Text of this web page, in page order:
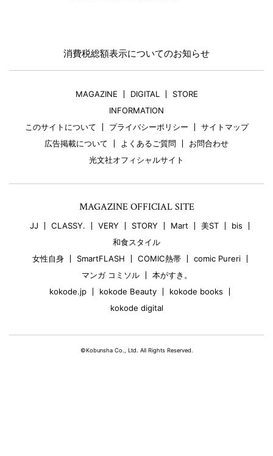
消費税総額表示についてのお知らせ
MAGAZINE DIGITAL
STORE
INFORMATION
このサイトについて
プライバシーポリシー
サイトマップ
広告掲載について
よくあるご質問
お問合わせ
光文社オフィシャルサイト
MAGAZINE OFFICIAL SITE
JJ CLASSY. VERY STORY Mart 美ST
bis
和食スタイル
女性自身
SmartFLASH COMIC熱帯
comic Pureri
マンガ コミソル
本がすき。
kokode.jp
kokode Beauty
kokode books
kokode digital
©Kobunsha Co., Ltd. All Rights Reserved.